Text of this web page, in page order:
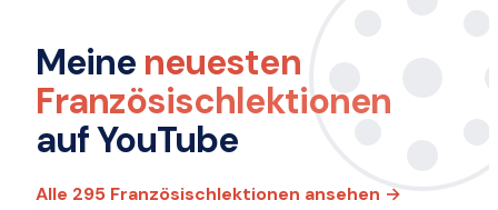
Meine neuesten
Französischlektionen
auf YouTube
Alle 295 Französischlektionen ansehen →